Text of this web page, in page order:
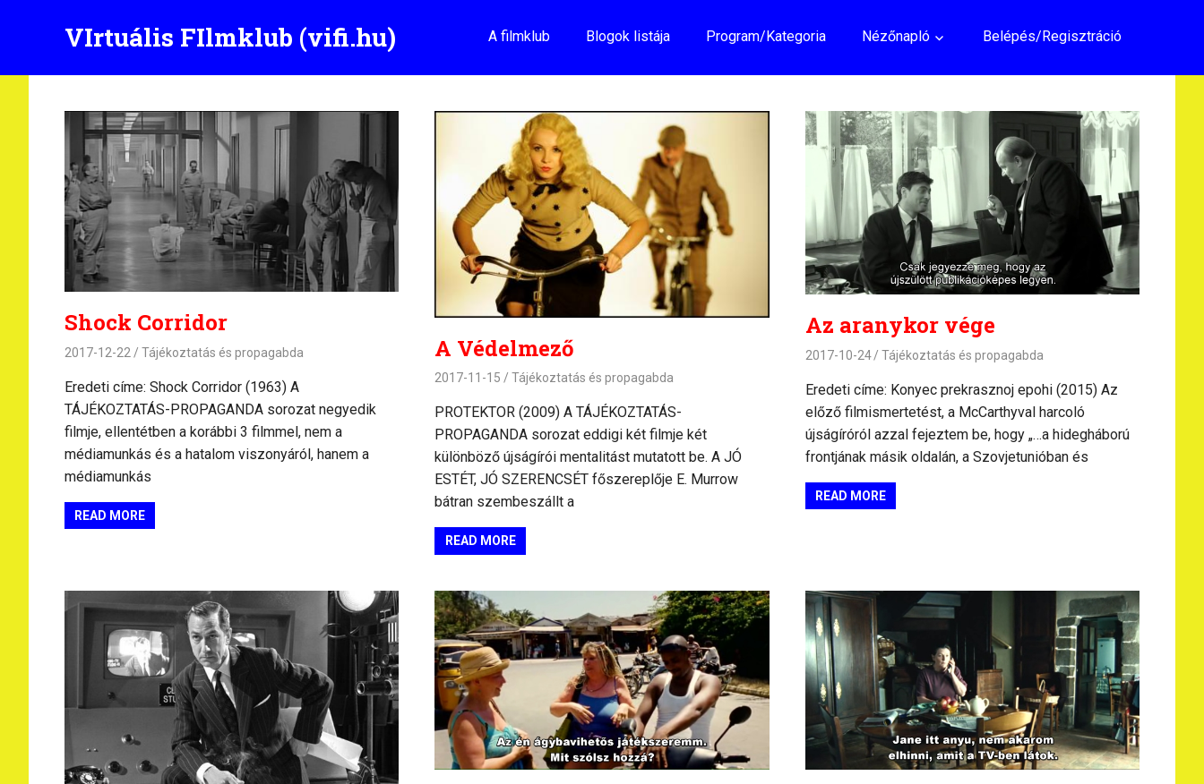
VIrtuális FIlmklub (vifi.hu) A filmklub Blogok listája Program/Kategoria Nézőnapló Belépés/Regisztráció
Shock Corridor
2017-12-22 Tájékoztatás és propagabda
Eredeti címe: Shock Corridor (1963) A
TÁJÉKOZTATÁS-PROPAGANDA sorozat negyedik
filmje, ellentétben a korábbi 3 filmmel, nem a
médiamunkás és a hatalom viszonyáról, hanem a
médiamunkás
READ MORE
A Védelmező
2017-11-15 Tájékoztatás és propagabda
PROTEKTOR (2009) A TÁJÉKOZTATÁS-
PROPAGANDA sorozat eddigi két filmje két
különböző újságírói mentalitást mutatott be. A JÓ
ESTÉT, JÓ SZERENCSÉT főszereplője E. Murrow
bátran szembeszállt a
READ MORE
Az aranykor vége
2017-10-24 Tájékoztatás és propagabda
Eredeti címe: Konyec prekrasznoj epohi (2015) Az
előző filmismertetést, a McCarthyval harcoló
újságíróról azzal fejeztem be, hogy „…a hidegháború
frontjának másik oldalán, a Szovjetunióban és
READ MORE